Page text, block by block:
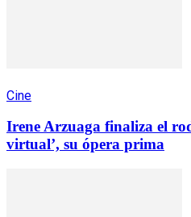
Cine
Irene Arzuaga finaliza el
virtual’, su ópera prima